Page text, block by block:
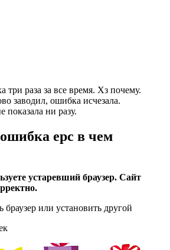
три раза за все время. Хз почему.
заводил, ошибка исчезала.
показала ни разу.
epc в чем
устаревший браузер. Сайт
или установить другой